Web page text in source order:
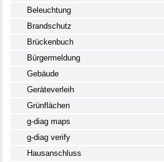
Beleuchtung
Brandschutz
Brückenbuch
Bürgermeldung
Gebäude
Geräteverleih
Grünflächen
g-diag maps
g-diag verify
Hausanschluss